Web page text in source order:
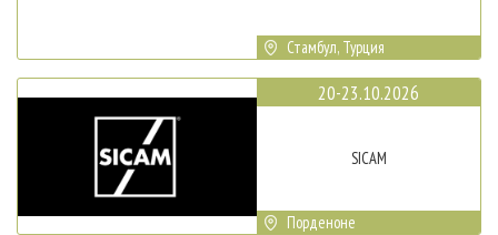
Стамбул, Турция
20-23.10.2026
SICAM
Порденоне